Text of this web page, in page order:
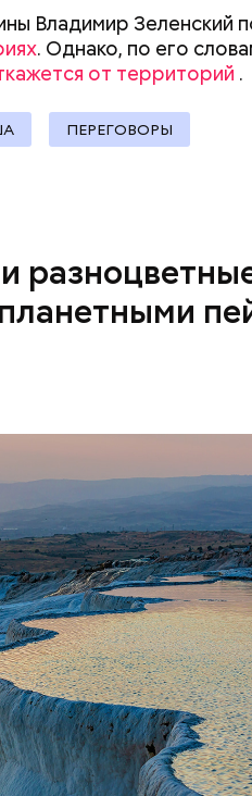
Владимир Зеленский
. Однако, по его
от территорий .
ПЕРЕГОВОРЫ
в Турции выглядят
деле они состоят из
Сейчас это
в Турции.